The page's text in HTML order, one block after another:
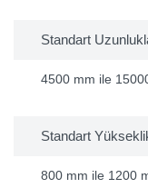
Standart
4500 mm ile
Standart
800 mm ile 1200